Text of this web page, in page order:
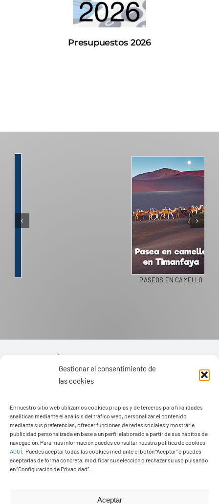
Gestionar el consentimiento de
las cookies
En nuestro sitio web utilizamos cookies propias y de terceros para finalidades
analíticas mediante el análisis del tráfico web, personalizar el contenido
mediante sus preferencias, ofrecer funciones de redes sociales y mostrarle
publicidad personalizada en base a un perfil elaborado a partir de sus hábitos de
navegación. Para más información puedes consultar nuestra política de cookies
AQUÍ
Puedes aceptar todas las cookies mediante el botón “Aceptar” o puedes
aceptarlas de forma concreta, modificar su selección o rechazar su uso pulsando
en “Configuración de Privacidad”.
Aceptar
Presupuestos 2026
PASEOS EN CAMELLO